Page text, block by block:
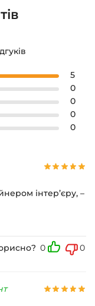
5
0
0
0
0
інтер’єру, –
0 0